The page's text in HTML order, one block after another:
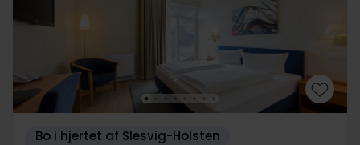
Bo i hjertet af Slesvig-Holsten